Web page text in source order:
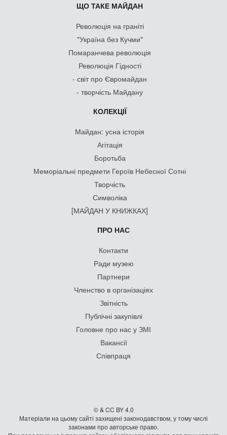
ЩО ТАКЕ МАЙДАН
Революція на граніті
"Україна без Кучми"
Помаранчева революція
Революція Гідності
- світ про Євромайдан
- творчість Майдану
КОЛЕКЦІЇ
Майдан: усна історія
Агітація
Боротьба
Меморіальні предмети Героїв Небесної Сотні
Творчість
Символіка
[МАЙДАН У КНИЖКАХ]
ПРО НАС
Контакти
Ради музею
Партнери
Членство в організаціях
Звітність
Публічні закупівлі
Головне про нас у ЗМІ
Вакансії
Співпраця
© & CC BY 4.0
Матеріали на цьому сайті захищені законодавством, у тому числі
законами про авторське право.